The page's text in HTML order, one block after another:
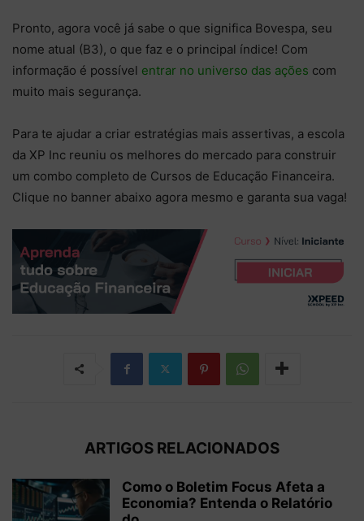
Pronto, agora você já sabe o que significa Bovespa, seu
nome atual (B3), o que faz e o principal índice! Com
informação é possível entrar no universo das ações com
muito mais segurança.
Para te ajudar a criar estratégias mais assertivas, a escola
da XP Inc reuniu os melhores do mercado para construir
um combo completo de Cursos de Educação Financeira.
Clique no banner abaixo agora mesmo e garanta sua vaga!
ARTIGOS RELACIONADOS
Como o Boletim Focus Afeta a
Economia? Entenda o Relatório